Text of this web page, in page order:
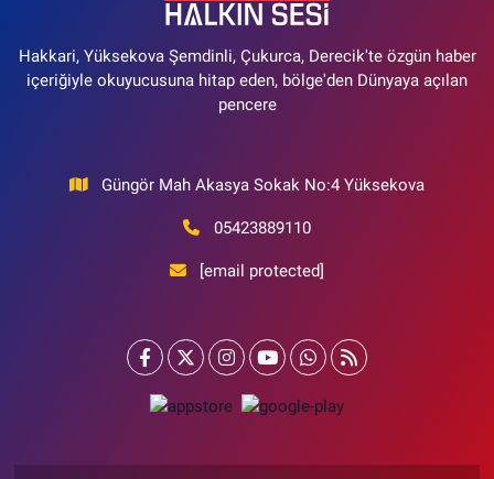
Hakkari, Yüksekova Şemdinli, Çukurca, Derecik'te özgün haber
içeriğiyle okuyucusuna hitap eden, bölge'den Dünyaya açılan
pencere
Güngör Mah Akasya Sokak No:4 Yüksekova
05423889110
[email protected]